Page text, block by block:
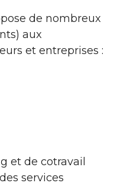
de nombreux
aux
et entreprises :
et de cotravail
services